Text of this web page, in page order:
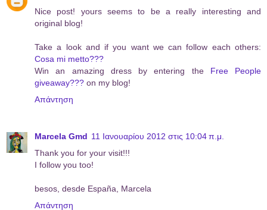
Nice post! yours seems to be a really interesting and
original blog!
Take a look and if you want we can follow each others:
Cosa mi metto???
Win an amazing dress by entering the Free People
giveaway??? on my blog!
Απάντηση
Marcela Gmd 11 Ιανουαρίου 2012 στις 10:04 π.μ.
Thank you for your visit!!!
I follow you too!
besos, desde España, Marcela
Απάντηση